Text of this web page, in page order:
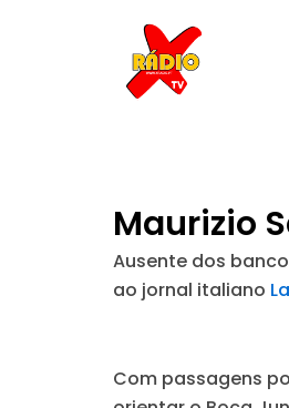
Maurizio
Ausente dos
ao jornal italiano
Com passagens